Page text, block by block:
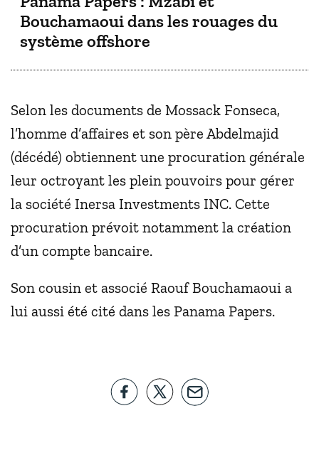
Bouchamaoui dans les rouages du
système offshore
Selon les documents de Mossack Fonseca,
l’homme d’affaires et son père Abdelmajid
(décédé) obtiennent une procuration générale
leur octroyant les plein pouvoirs pour gérer
la société Inersa Investments INC. Cette
procuration prévoit notamment la création
d’un compte bancaire.
Son cousin et associé Raouf Bouchamaoui a
lui aussi été cité dans les Panama Papers.